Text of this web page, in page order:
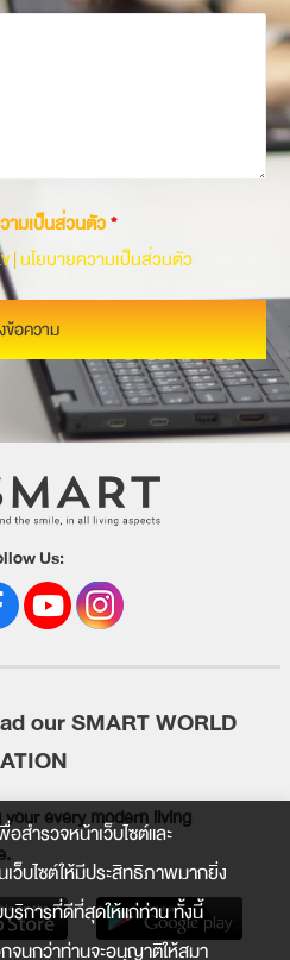
ามเป็นส่วนตัว*
|นโยบายความเป็นส่วนตัว
ข้อความ
สำรวจหน้าเว็บไซต์และ
เว็บไซต์ให้มีประสิทธิภาพมากยิ่ง
ริการที่ดีที่สุดให้แก่ท่าน ทั้งนี้
จนกว่าท่านจะอนุญาติให้สมา
Us:
our SMART WORLD
every modern living